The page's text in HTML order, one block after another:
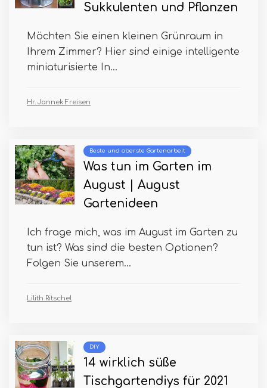
Sukkulenten und Pflanzen
Möchten Sie einen kleinen Grünraum in
Ihrem Zimmer? Hier sind einige intelligente
miniaturisierte In...
Hr. Jannek Freisen
Beste und oberste Gartenarbeit
Was tun im Garten im
August | August
Gartenideen
Ich frage mich, was im August im Garten zu
tun ist? Was sind die besten Optionen?
Folgen Sie unserem...
Lilith Ritschel
DIY
14 wirklich süße
Tischgartendiys für 2021